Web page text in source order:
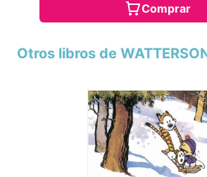
Comprar
Otros libros de